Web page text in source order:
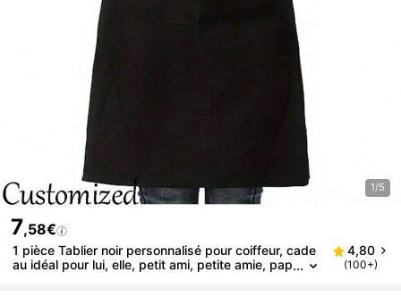
1/5
7,58€
1 pièce Tablier noir personnalisé pour coiffeur, cade
au idéal pour lui, elle, petit ami, petite amie, pap
4,80
(100+)